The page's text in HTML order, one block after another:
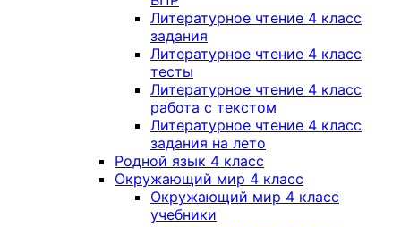
Литературное чтение 4 класс
задания
Литературное чтение 4 класс
тесты
Литературное чтение 4 класс
работа с текстом
Литературное чтение 4 класс
задания на лето
Родной язык 4 класс
Окружающий мир 4 класс
Окружающий мир 4 класс
учебники